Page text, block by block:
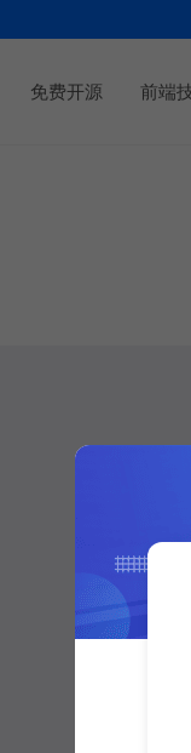
免费开源 前端